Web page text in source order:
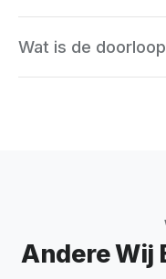
helpen je veilig
bestellingen.
Wat is de
Andere Wij